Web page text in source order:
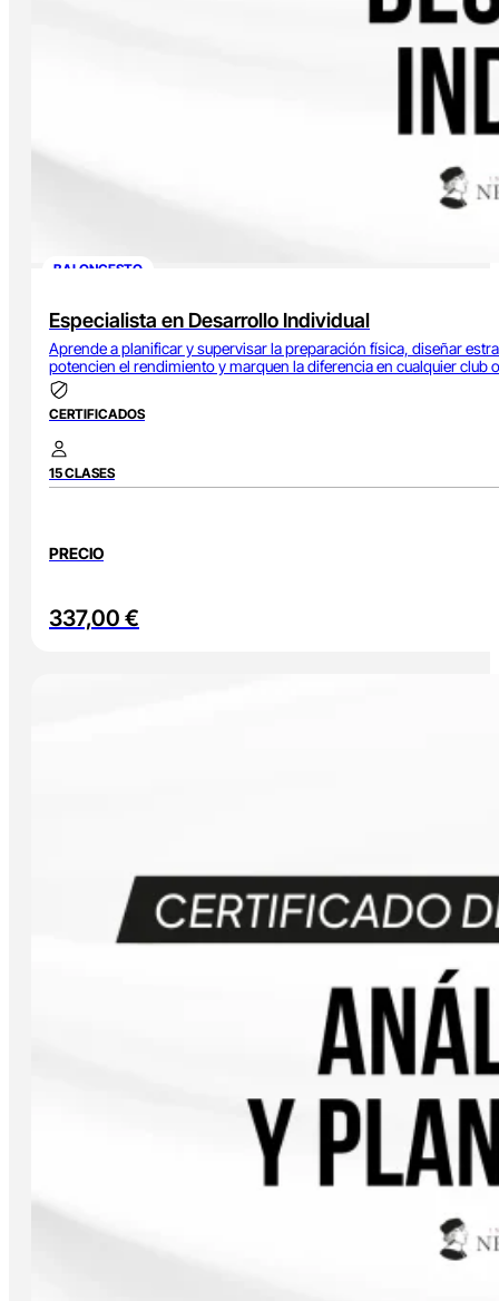
BALONCESTO
Especialista en Desarrollo Individual
Aprende a planificar y supervisar la preparación física, diseñar
potencien el rendimiento y marquen la diferencia en cualquier club
CERTIFICADOS
15 CLASES
PRECIO
337,00 €